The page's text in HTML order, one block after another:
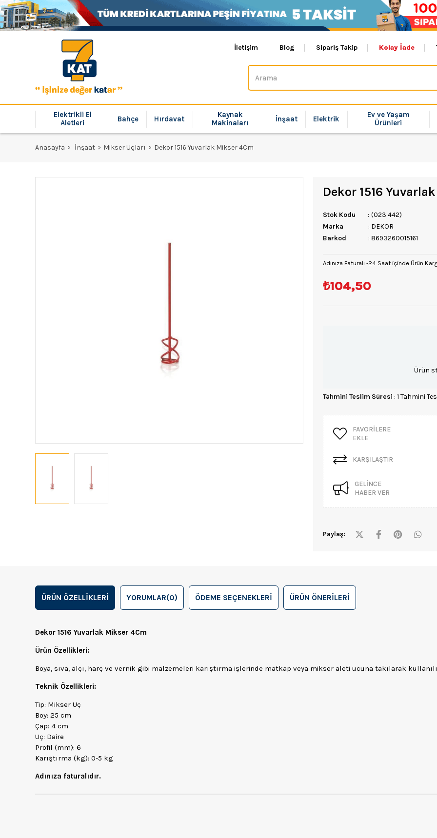
İletişim Blog Sipariş Takip Kolay İade
Elektrikli El
Aletleri
Bahçe Hırdavat
Kaynak
Makinaları
İnşaat Elektrik
Ev ve Yaşam
Ürünleri
Anasayfa İnşaat Mikser Uçları Dekor 1516 Yuvarlak Mikser 4Cm
Dekor 1516
Stok Kodu
(023 442)
Marka
: DEKOR
Barkod
: 8693260015161
Adınıza Faturalı -24 Saat içinde Ürün
₺104,50
Ürün
Tahmini Teslim Süresi : 1 Tahmini
FAVORILERE
EKLE
KARŞILAŞTIR
GELINCE
HABER VER
Paylaş:
ÜRÜN ÖZELLIKLERI YORUMLAR(0) ÖDEME SEÇENEKLERI ÜRÜN ÖNERILERI
Dekor 1516 Yuvarlak Mikser 4Cm
Ürün Özellikleri:
Boya, sıva, alçı, harç ve vernik gibi malzemeleri karıştırma işlerinde matkap veya mikser aleti ucuna takılarak
Teknik Özellikleri:
Tip: Mikser Uç
Boy: 25 cm
Çap: 4 cm
Uç: Daire
Profil (mm): 6
Karıştırma (kg): 0-5 kg
Adınıza faturalıdır.